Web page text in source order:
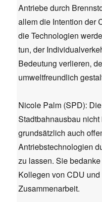
Antriebe durch
allem die Intention der
die Technologien
tun, der
Bedeutung verlieren,
umweltfreundlich
Nicole Palm (SPD):
Stadtbahnausbau
grundsätzlich auch
Antriebstechnologien
zu lassen. Sie
Kollegen von CDU
Zusammenarbeit.